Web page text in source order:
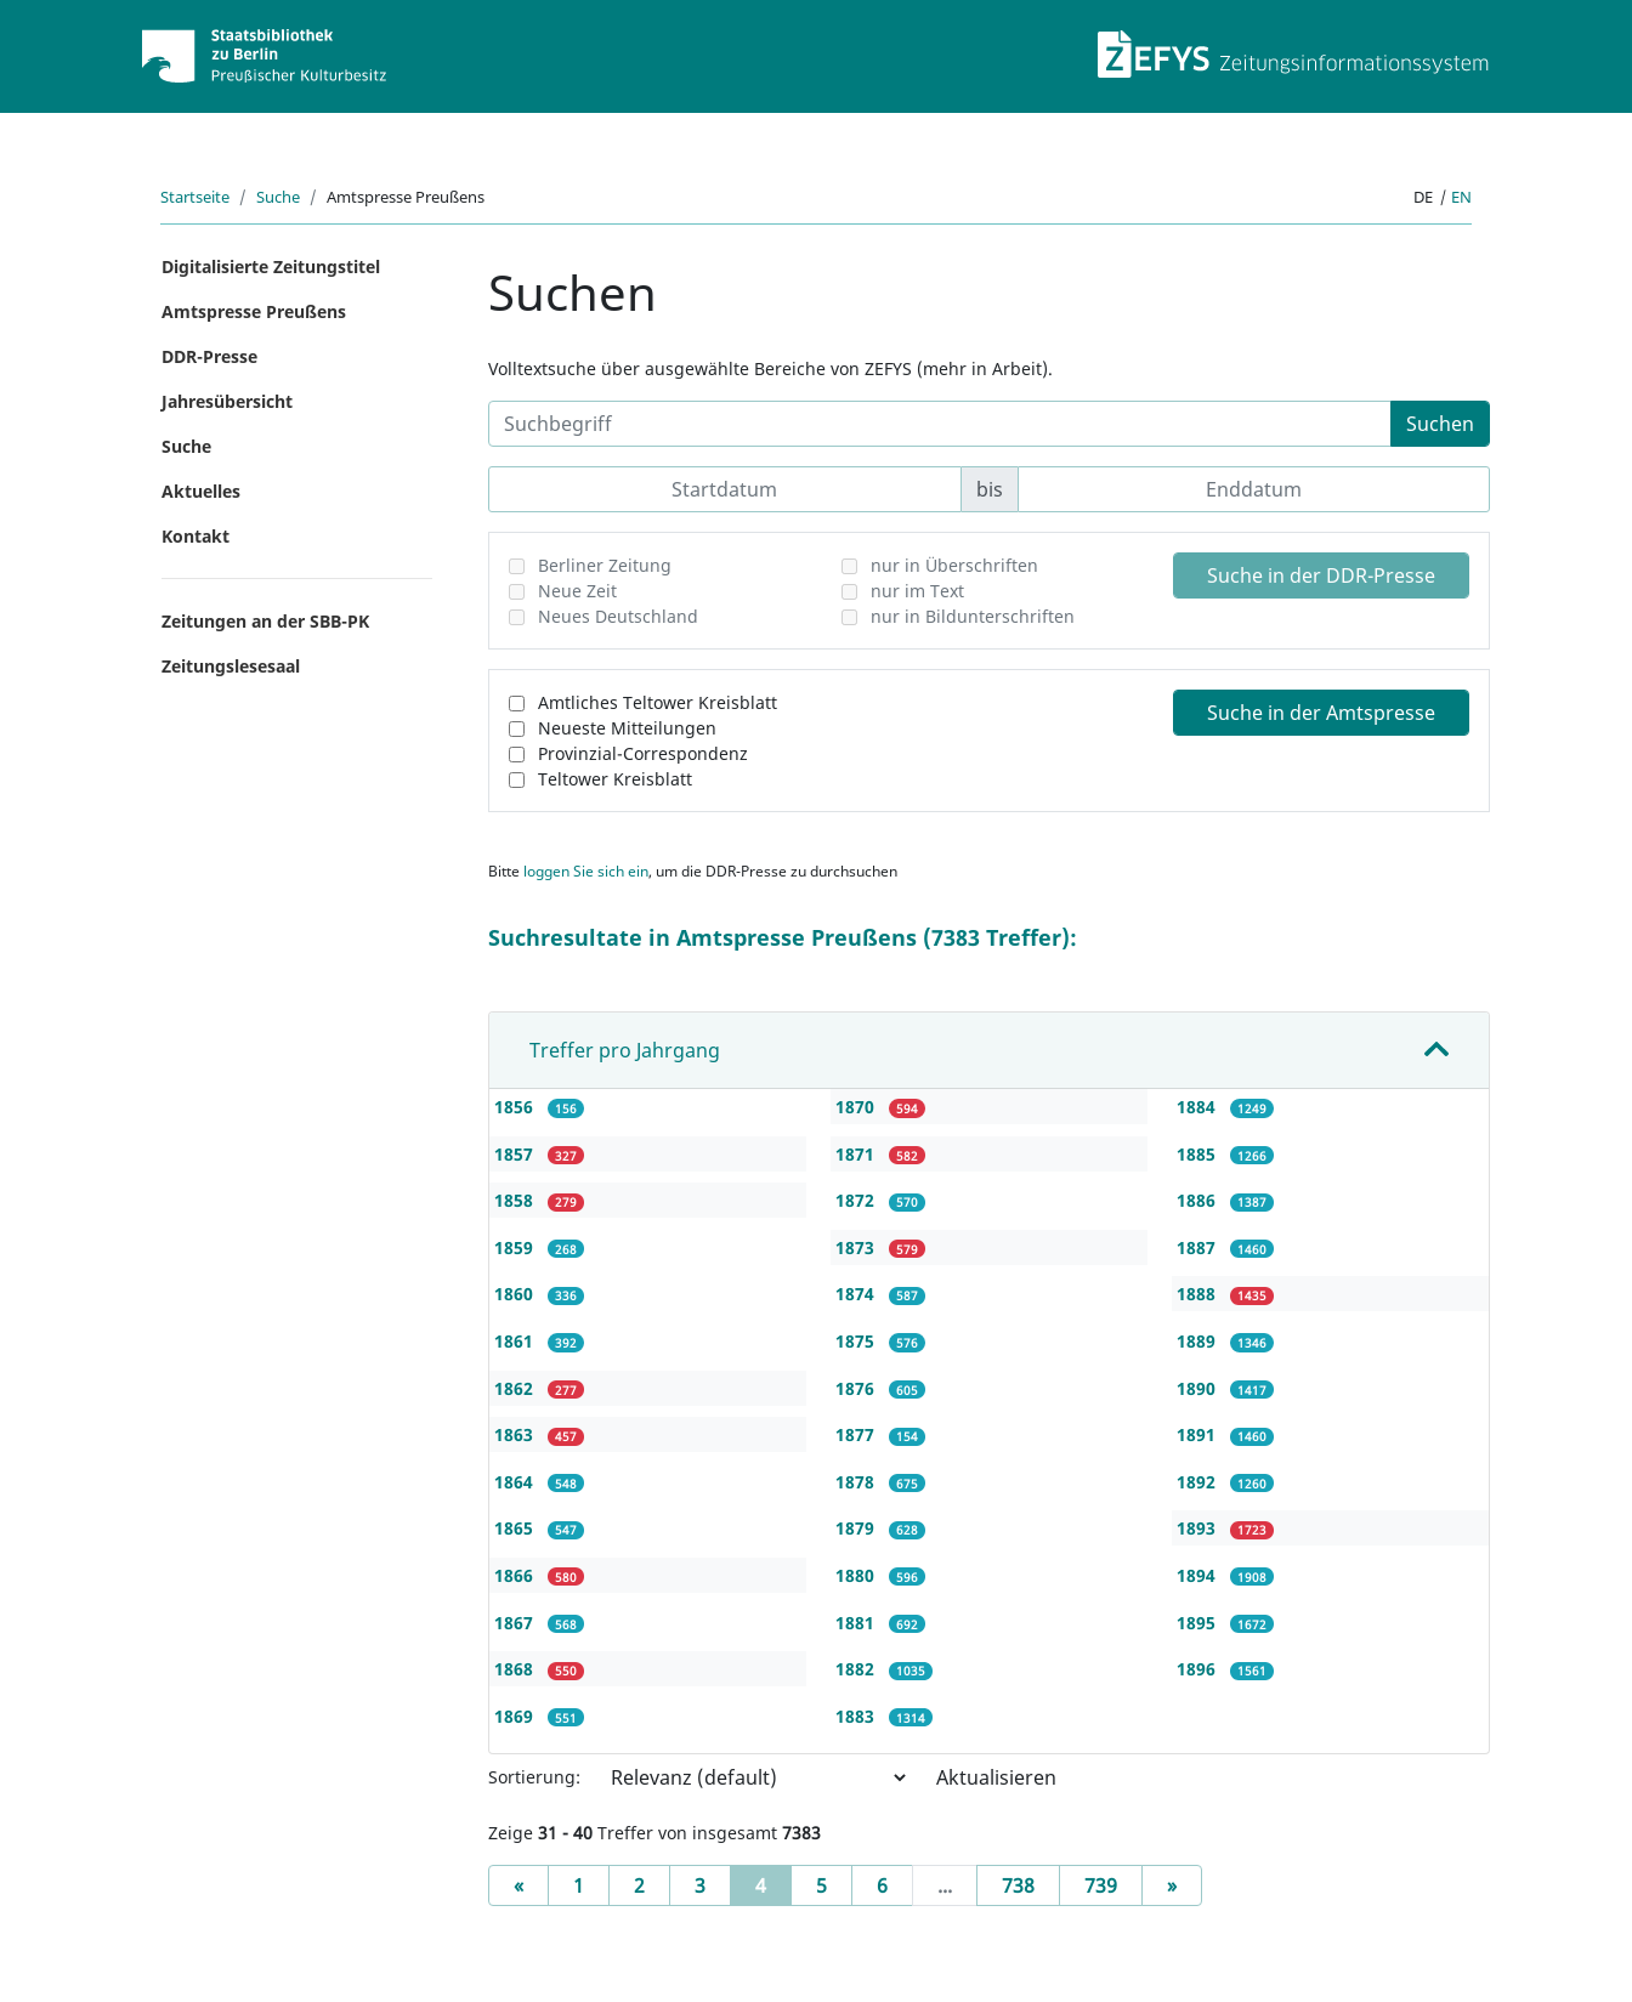
ZEFYS
Startseite Suche Amtspresse Preußens DE | EN
Digitalisierte Zeitungstitel
Amtspresse Preußens
DDR-Presse
Jahresübersicht
Suche
Aktuelles
Kontakt
Zeitungen an der SBB-PK
Zeitungslesesaal
Suchen
Volltextsuche über ausgewählte Bereiche von ZEFYS (mehr in Arbeit).
Suchen
bis
Berliner Zeitung
Neue Zeit
Neues Deutschland
nur in Überschriften
nur im Text
nur in Bildunterschriften
Suche in der DDR-Presse
Amtliches Teltower Kreisblatt
Neueste Mitteilungen
Provinzial-Correspondenz
Teltower Kreisblatt
Suche in der Amtspresse
Bitte loggen Sie sich ein, um die DDR-Presse zu durchsuchen
Suchresultate in Amtspresse Preußens (7383 Treffer):
Treffer pro Jahrgang
1856 156
1857 327
1858 279
1859 268
1860 336
1861 392
1862 277
1863 457
1864 548
1865 547
1866 580
1867 568
1868 550
1869 551
1870 594
1871 582
1872 570
1873 579
1874 587
1875 576
1876 605
1877 154
1878 675
1879 628
1880 596
1881 692
1882 1035
1883 1314
1884 1249
1885 1266
1886 1387
1887 1460
1888 1435
1889 1346
1890 1417
1891 1460
1892 1260
1893 1723
1894 1908
1895 1672
1896 1561
Sortierung: Aktualisieren
Zeige 31 - 40 Treffer von insgesamt 7383
«Previous
1 2 3 4(current)
5 6 ... 738 739 »Next